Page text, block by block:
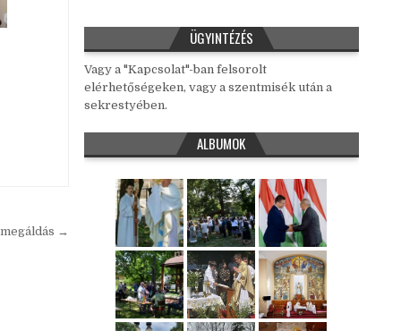
→
ÜGYINTÉZÉS
Vagy a "Kapcsolat"-ban felsorolt
elérhetőségeken, vagy a szentmisék után a
sekrestyében.
ALBUMOK